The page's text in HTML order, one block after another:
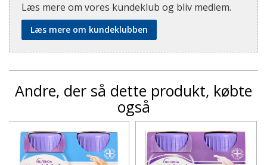
Læs mere om vores kundeklub og bliv medlem.
Læs mere om kundeklubben
Andre, der så dette produkt, købte
også